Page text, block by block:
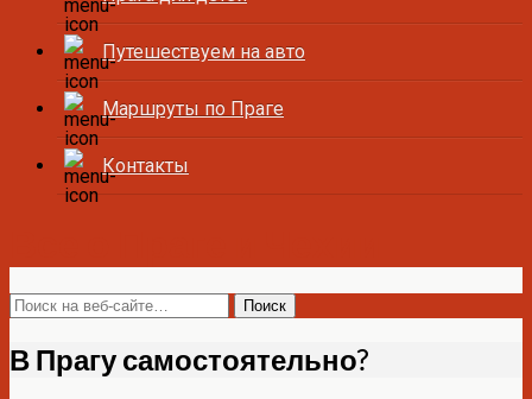
Путешествуем на авто
Маршруты по Праге
Контакты
В Прагу самостоятельно?